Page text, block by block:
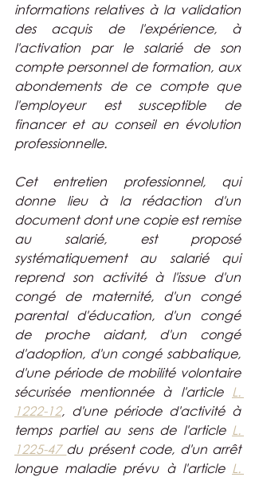
informations relatives à la validation
des acquis de l'expérience, à
l'activation par le salarié de son
compte personnel de formation, aux
abondements de ce compte que
l'employeur est susceptible de
financer et au conseil en évolution
professionnelle.
Cet entretien professionnel, qui
donne lieu à la rédaction d'un
document dont une copie est remise
au salarié, est proposé
systématiquement au salarié qui
reprend son activité à l'issue d'un
congé de maternité, d'un congé
parental d'éducation, d'un congé
de proche aidant, d'un congé
d'adoption, d'un congé sabbatique,
d'une période de mobilité volontaire
sécurisée mentionnée à l'article L.
1222-12, d'une période d'activité à
temps partiel au sens de l'article L.
1225-47 du présent code, d'un arrêt
longue maladie prévu à l'article L.